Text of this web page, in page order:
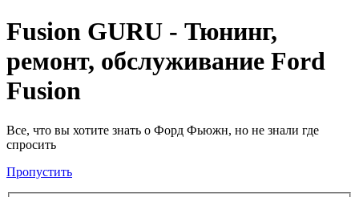
Fusion GURU - Тюнинг,
ремонт, обслуживание Ford
Fusion
Все, что вы хотите знать о Форд Фьюжн, но не знали где
спросить
Пропустить